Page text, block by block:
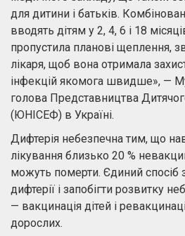
для дитини і батьків.
вводять дітям у 2, 4, 6 і 18
пропустила планові щеплення,
лікаря, щоб вона отримала
інфекцій якомога швидше», —
голова Представництва
(ЮНІСЕФ) в Україні.
Дифтерія небезпечна тим, що
лікування близько 20 %
можуть померти. Єдиний спосіб
дифтерії і запобігти розвитку
— вакцинація дітей і
дорослих.